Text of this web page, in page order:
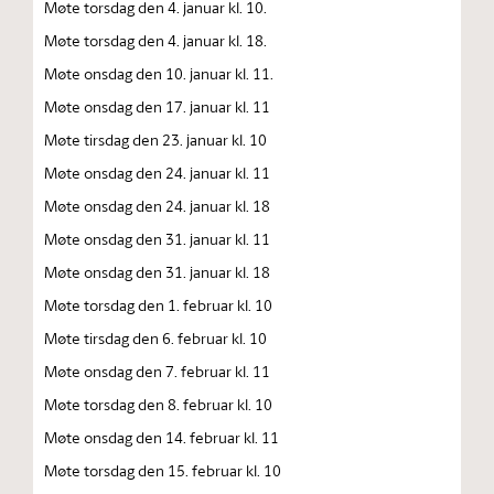
Møte torsdag den 4. januar kl. 10.
Møte torsdag den 4. januar kl. 18.
Møte onsdag den 10. januar kl. 11.
Møte onsdag den 17. januar kl. 11
Møte tirsdag den 23. januar kl. 10
Møte onsdag den 24. januar kl. 11
Møte onsdag den 24. januar kl. 18
Møte onsdag den 31. januar kl. 11
Møte onsdag den 31. januar kl. 18
Møte torsdag den 1. februar kl. 10
Møte tirsdag den 6. februar kl. 10
Møte onsdag den 7. februar kl. 11
Møte torsdag den 8. februar kl. 10
Møte onsdag den 14. februar kl. 11
Møte torsdag den 15. februar kl. 10